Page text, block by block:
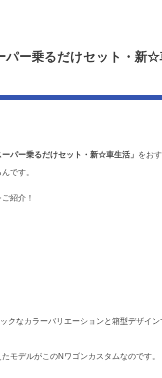
パー乗るだけセット・新☆
ーパー乗るだけセット・新☆車生活」 をお
です。
紹介！
クなカラーバリエーションと箱型デザイン
モデルがこのNワゴンカスタムなのです。